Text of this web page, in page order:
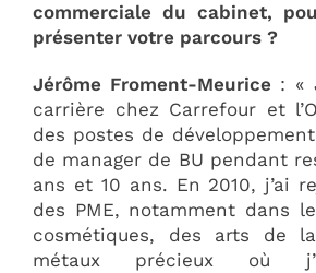
commerciale du cabinet,
présenter votre parcours ?
Jérôme Froment-Meurice : «
carrière chez Carrefour et
des postes de
de manager de BU pendant
ans et 10 ans. En 2010, j’ai
des PME, notamment dans
cosmétiques, des arts de
métaux précieux où